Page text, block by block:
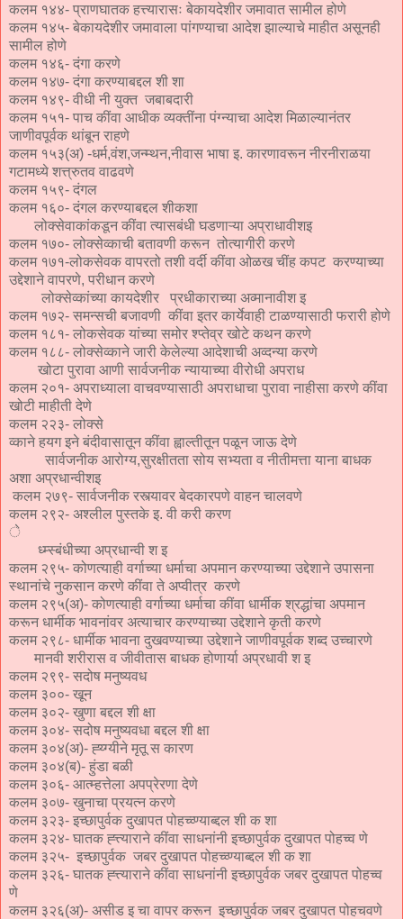
कलम १४४- प्राणघातक हत्त्यारासः बेकायदेशीर जमावात सामील होणे
कलम १४५- बेकायदेशीर जमावाला पांगण्याचा आदेश झाल्याचे माहीत असूनही
सामील होणे
कलम १४६- दंगा करणे
कलम १४७- दंगा करण्याबद्दल शी शा
कलम १४९- वीधी नी युक्त जबाबदारी
कलम १५१- पाच कींवा आधीक व्यक्तींना पंग्न्याचा आदेश मिळाल्यानंतर
जाणीवपूर्वक थांबून राहणे
कलम १५३(अ) -धर्म,वंश,जन्म्थन,नीवास भाषा इ. कारणावरून नीरनीराळया
गटामध्ये शत्त्रुतव वाढवणे
कलम १५९- दंगल
कलम १६०- दंगल करण्याबद्दल शीकशा
लोक्सेवाकांकडून कींवा त्यासबंधी घडणाऱ्या अप्राधावीशइ
कलम १७०- लोक्सेव्काची बतावणी करून तोत्यागीरी करणे
कलम १७१-लोकसेवक वापरतो तशी वर्दी कींवा ओळख चींह कपट करण्याच्या
उद्देशाने वापरणे, परीधान करणे
लोक्सेव्कांच्या कायदेशीर प्रधीकाराच्या अव्मानावीश इ
कलम १७२- समन्सची बजावणी कींवा इतर कार्येवाही टाळण्यासाठी फरारी होणे
कलम १८१- लोकसेवक यांच्या समोर श्प्तेव्र खोटे कथन करणे
कलम १८८- लोक्सेव्काने जारी केलेल्या आदेशाची अव्दन्या करणे
खोटा पुरावा आणी सार्वजनीक न्यायाच्या वीरोधी अपराध
कलम २०१- अपराध्याला वाचवण्यासाठी अपराधाचा पुरावा नाहीसा करणे कींवा
खोटी माहीती देणे
कलम २२३- लोक्से
व्काने हयग इने बंदीवासातून कींवा ह्वाल्तीतून पळून जाऊ देणे
सार्वजनीक आरोग्य,सुरक्षीतता सोय सभ्यता व नीतीमत्ता याना बाधक
अशा अप्रधान्वीशइ
कलम २७९- सार्वजनीक रस्त्यावर बेदकारपणे वाहन चालवणे
कलम २९२- अश्लील पुस्तके इ. वी करी करण
े
ध्म्स्बंधीच्या अप्रधान्वी श इ
कलम २९५- कोणत्याही वर्गाच्या धर्माचा अपमान करण्याच्या उद्देशाने उपासना
स्थानांचे नुकसान करणे कींवा ते अप्वीत्र करणे
कलम २९५(अ)- कोणत्याही वर्गाच्या धर्माचा कींवा धार्मीक श्रद्धांचा अपमान
करून धार्मीक भावनांवर अत्याचार करण्याच्या उद्देशाने कृती करणे
कलम २९८- धार्मीक भावना दुखवण्याच्या उद्देशाने जाणीवपूर्वक शब्द उच्चारणे
मानवी शरीरास व जीवीतास बाधक होणार्या अप्रधावी श इ
कलम २९९- सदोष मनुष्यवध
कलम ३००- खून
कलम ३०२- खुणा बद्दल शी क्षा
कलम ३०४- सदोष मनुष्यवधा बद्दल शी क्षा
कलम ३०४(अ)- ह्य्ग्यीने मृतू स कारण
कलम ३०४(ब)- हुंडा बळी
कलम ३०६- आत्म्हत्तेला अपप्रेरणा देणे
कलम ३०७- खुनाचा प्रयत्न करणे
कलम ३२३- इच्छापुर्वक दुखापत पोहच्व्ण्याब्द्दल शी क शा
कलम ३२४- घातक ह्त्त्याराने कींवा साधनांनी इच्छापुर्वक दुखापत पोहच्व णे
कलम ३२५- इच्छापुर्वक जबर दुखापत पोहच्व्ण्याब्द्दल शी क शा
कलम ३२६- घातक ह्त्त्याराने कींवा साधनांनी इच्छापुर्वक जबर दुखापत पोहच्व
णे
कलम ३२६(अ)- असीड इ चा वापर करून इच्छापुर्वक जबर दुखापत पोहचवणे